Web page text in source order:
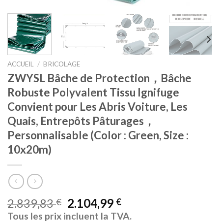
ACCUEIL / BRICOLAGE
ZWYSL Bâche de Protection，Bâche
Robuste Polyvalent Tissu Ignifuge
Convient pour Les Abris Voiture, Les
Quais, Entrepôts Pâturages，
Personnalisable (Color : Green, Size :
10x20m)
2.839,83€ 2.104,99 €
Tous les prix incluent la TVA.